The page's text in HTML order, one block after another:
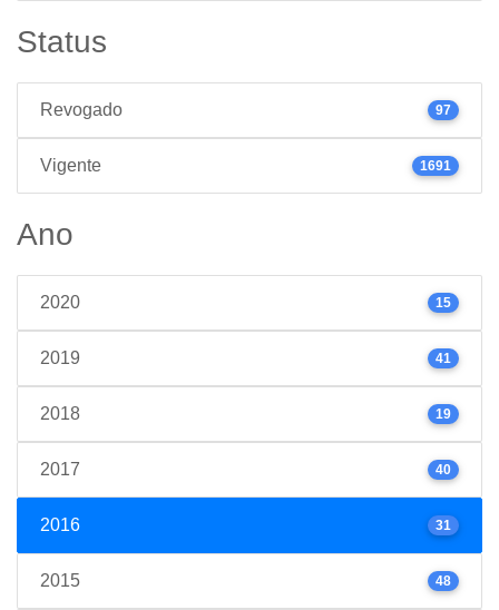
Status
Revogado 97
Vigente 1691
Ano
2020 15
2019 41
2018 19
2017 40
2016 31
2015 48